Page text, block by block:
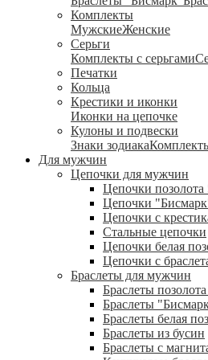
Комплекты
МужскиеЖенские
Серьги
Комплекты с серьгами
Печатки
Кольца
Крестики и иконки
Иконки на цепочке
Кулоны и подвески
Знаки зодиака
Для мужчин
Цепочки для мужчин
Цепочки позолота
Цепочки
Цепочки с
Стальные цепочки
Цепочки белая
Цепочки с
Браслеты для мужчин
Браслеты
Браслеты
Браслеты белая
Браслеты из бусин
Браслеты с